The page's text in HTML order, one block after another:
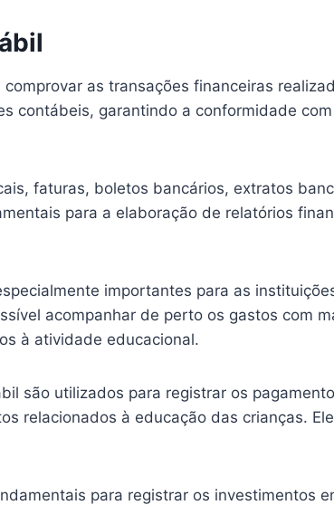
as transações financeiras
contábeis, garantindo a conformidade
faturas, boletos bancários, extratos
para a elaboração de relatórios
importantes para as
acompanhar de perto os gastos com
à atividade educacional.
são utilizados para registrar os
relacionados à educação das crianças.
para registrar os investimentos